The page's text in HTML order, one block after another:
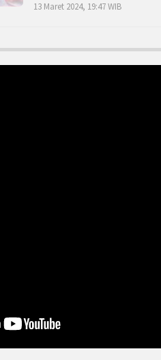
13 Maret 2024, 19:47 WIB